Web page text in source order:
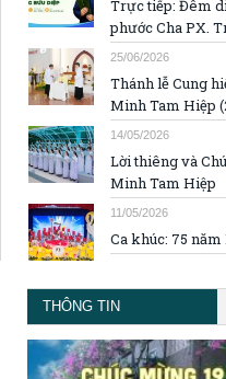
Trực tiếp: Đêm
phước Cha PX.
25/06/2026
Thánh lễ Cung
Minh Tam Hiệp
14/05/2026
Lời thiêng và
Minh Tam Hiệp
11/05/2026
Ca khúc: 75
THÔNG TIN